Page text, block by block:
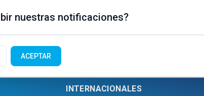
INTERNACIONALES
nuestras notificaciones?
ACEPTAR